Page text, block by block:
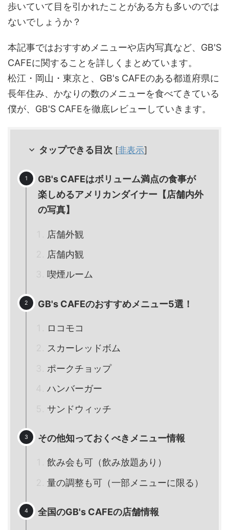
歩いていて目を引かれたことがある方も多いのでは
ないでしょうか？
本記事ではおすすめメニューや店内写真など、GB'S
CAFEに関することを詳しくまとめています。
松江・岡山・東京と、GB's CAFEのある都道府県に
長年住み、かなりの数のメニューを食べてきている
僕が、GB'S CAFEを徹底レビューしていきます。
タップできる目次 [非表示]
GB's CAFEはボリューム満点の食事が
楽しめるアメリカンダイナー【店舗内外
の写真】
店舗外観
店舗内観
喫煙ルーム
GB's CAFEのおすすめメニュー5選！
ロコモコ
スカーレッドボム
ポークチョップ
ハンバーガー
サンドウィッチ
その他知っておくべきメニュー情報
飲み会も可（飲み放題あり）
量の調整も可（一部メニューに限る）
全国のGB's CAFEの店舗情報